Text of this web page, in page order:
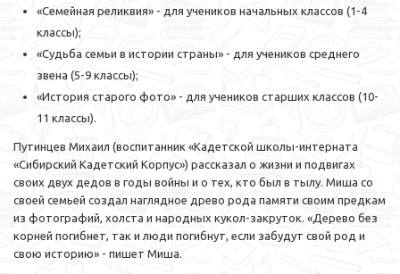
«Семейная реликвия» - для учеников начальных классов (1-4
классы);
«Судьба семьи в истории страны» - для учеников среднего
звена (5-9 классы);
«История старого фото» - для учеников старших классов (10-
11 классы).
Путинцев Михаил (воспитанник «Кадетской школы-интерната
«Сибирский Кадетский Корпус») рассказал о жизни и подвигах
своих двух дедов в годы войны и о тех, кто был в тылу. Миша со
своей семьей создал наглядное древо рода памяти своим предкам
из фотографий, холста и народных кукол-закруток. «Дерево без
корней погибнет, так и люди погибнут, если забудут свой род и
свою историю» - пишет Миша.